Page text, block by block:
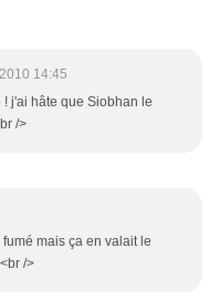
14:45
j'ai hâte que Siobhan le
/>
mais ça en valait le
/>